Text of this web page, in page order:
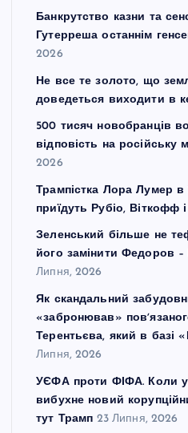
Банкрутство казни та
Гутерреша останнім
2026
Не все те золото, що
доведеться виходити в
500 тисяч новобранців
відповість на російську
2026
Трампістка Лора Лумер в
приїдуть Рубіо, Віткофф
Зеленський більше не
його замінити Федоров
Липня, 2026
Як скандальний
«забронював»
Терентьєва, який в базі
Липня, 2026
УЄФА проти ФІФА. Коли у
вибухне новий
тут Трамп 23 Липня, 2026